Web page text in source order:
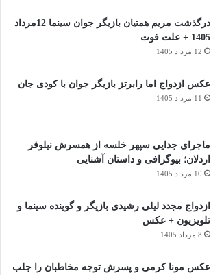
درگذشت مریم همتیان بازیگر جوان سینما 12مرداد
1405 + علت فوت
12 مرداد 1405
عکس ازدواج اما رابرتز بازیگر جوان با کودی جان
11 مرداد 1405
ماجرای جدایی سپهر خلسه از همسرش نیلوفر
اردلان؛ بیوگرافی و داستان آشنایی
10 مرداد 1405
ازدواج مجدد لیلی رشیدی بازیگر و گوینده سینما و
تلویزیون + عکس
8 مرداد 1405
عکس مونا کرمی و پسرش توجه مخاطبان را جلب